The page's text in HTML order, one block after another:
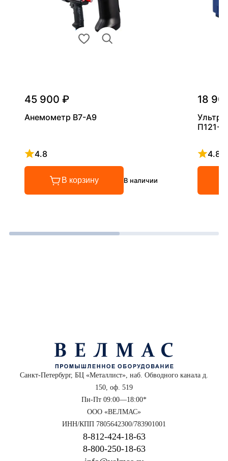
45 900 ₽
Анемометр В7-А9
4.8
Рейтинг 4.8 из 5
В корзину В наличии
18
П121-
4.8
Санкт-Петербург, БЦ «Металлист», наб. Обводного канала д.
150, оф. 519
Пн-Пт 09:00—18:00*
ООО «ВЕЛМАС»
ИНН/КПП 7805642300/783901001
8‑812‑424‑18‑63
8‑800‑250‑18‑63